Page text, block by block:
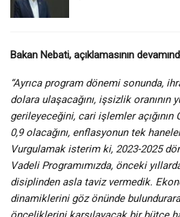
Bakan Nebati, açıklamasının
“Ayrıca program dönemi sonunda,
dolara ulaşacağını, işsizlik oranının
gerileyeceğini, cari işlemler açığının
0,9 olacağını, enflasyonun tek
Vurgulamak isterim ki, 2023-2025
Vadeli Programımızda, önceki
disiplinden asla taviz vermedik.
dinamiklerini göz önünde